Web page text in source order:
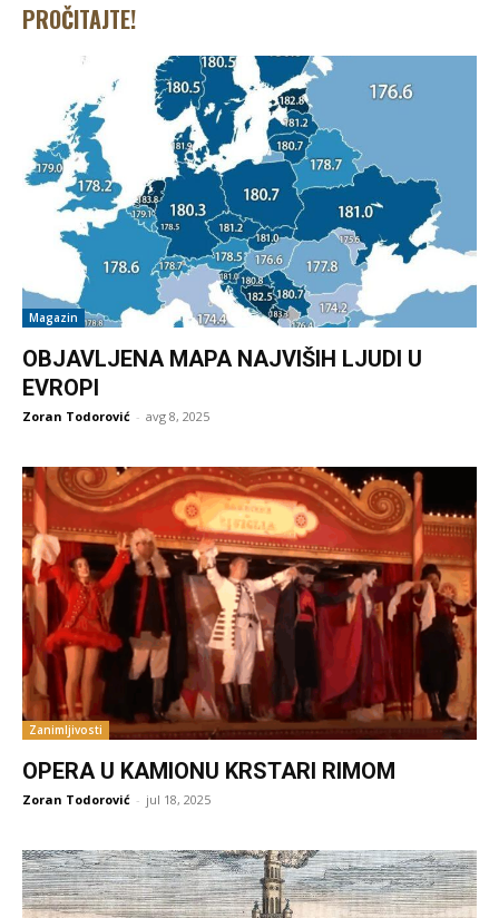
PROČITAJTE!
Magazin
OBJAVLJENA MAPA NAJVIŠIH LJUDI U
EVROPI
Zoran Todorović - avg 8, 2025
Zanimljivosti
OPERA U KAMIONU KRSTARI RIMOM
Zoran Todorović - jul 18, 2025